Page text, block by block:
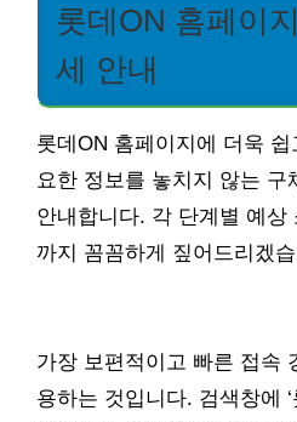
롯데ON 홈페이
세 안내
롯데ON 홈페이지에 더욱
요한 정보를 놓치지 않는 구
안내합니다. 각 단계별 예상
까지 꼼꼼하게 짚어드리겠
가장 보편적이고 빠른 접속
용하는 것입니다. 검색창에